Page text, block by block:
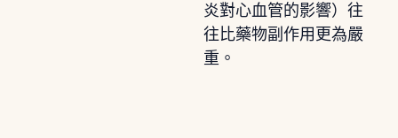
炎對心血管的影響）往
往比藥物副作用更為嚴
重。